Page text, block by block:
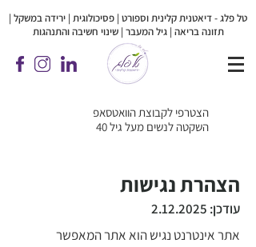
טל פלג - דיאטנית קלינית וספורט | פסיכולוגית | ירידה במשקל |
תזונה בריאה | גיל המעבר | שינוי חשיבה והתנהגות
הצטרפי לקבוצת הוואטסאפ
השקטה לנשים מעל גיל 40
הצהרת נגישות
עודכן: 2.12.2025
אתר אינטרנט נגיש הוא אתר המאפשר